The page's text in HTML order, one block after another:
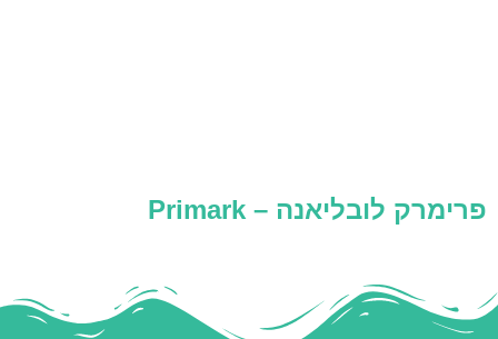
פרימרק לובליאנה – Primark